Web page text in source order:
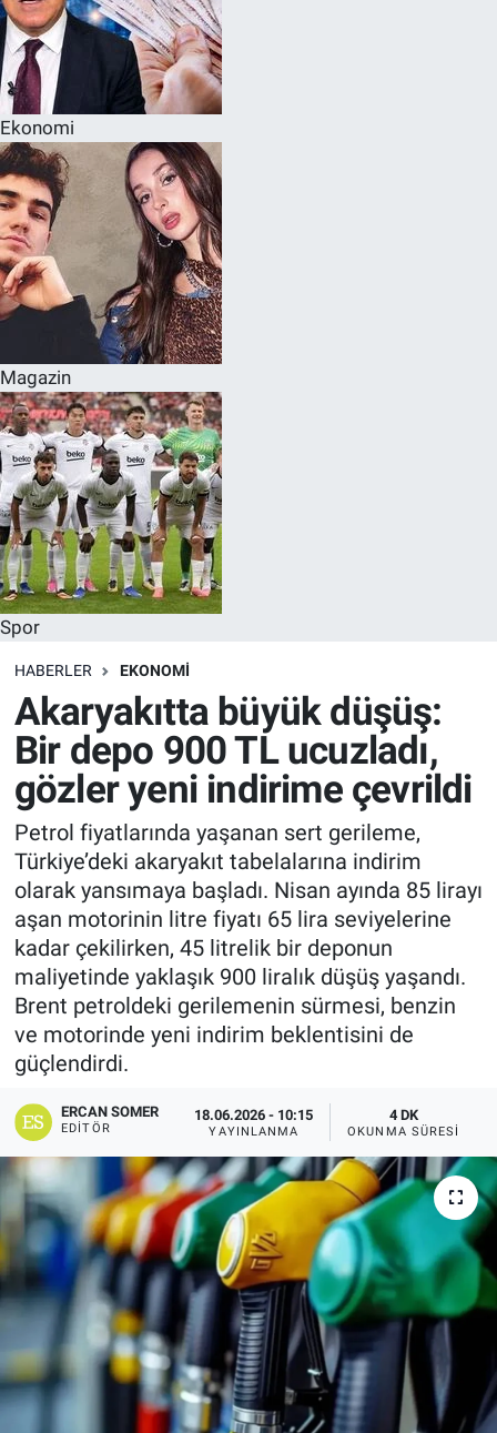
Ekonomi
Magazin
Spor
HABERLER EKONOMI
Akaryakıtta büyük düşüş:
Bir depo 900 TL ucuzladı,
gözler yeni indirime çevrildi
Petrol fiyatlarında yaşanan sert gerileme,
Türkiye’deki akaryakıt tabelalarına indirim
olarak yansımaya başladı. Nisan ayında 85 lirayı
aşan motorinin litre fiyatı 65 lira seviyelerine
kadar çekilirken, 45 litrelik bir deponun
maliyetinde yaklaşık 900 liralık düşüş yaşandı.
Brent petroldeki gerilemenin sürmesi, benzin
ve motorinde yeni indirim beklentisini de
güçlendirdi.
ERCAN SOMER
EDITÖR
18.06.2026 - 10:15
YAYINLANMA
4 DK
OKUNMA SÜRESI